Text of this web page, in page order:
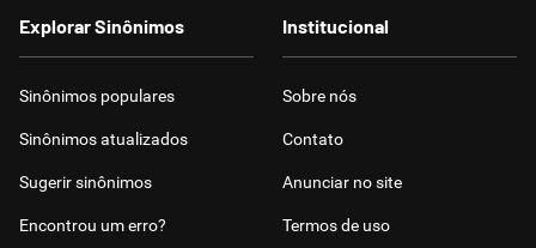
Explorar Sinônimos
Sinônimos populares
Sinônimos atualizados
Sugerir sinônimos
Encontrou um erro?
Institucional
Sobre nós
Contato
Anunciar no site
Termos de uso